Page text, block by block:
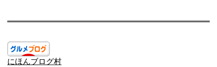
にほんブログ村